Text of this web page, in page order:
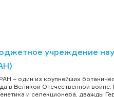
учреждение
– один из крупнейших
в Великой Отечественной
и селекционера, дважды